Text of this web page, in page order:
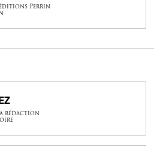
Perrin
rédaction